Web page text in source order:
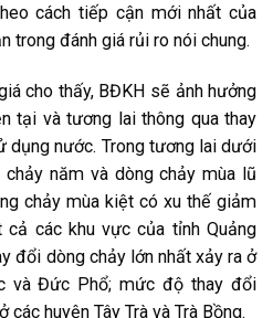
cách tiếp cận mới nhất của
trong đánh giá rủi ro nói chung.
cho thấy, BĐKH sẽ ảnh hưởng
tại và tương lai thông qua thay
dụng nước. Trong tương lai dưới
năm và dòng chảy mùa lũ
chảy mùa kiệt có xu thế giảm
các khu vực của tỉnh Quảng
đổi dòng chảy lớn nhất xảy ra ở
và Đức Phổ; mức độ thay đổi
huyện Tây Trà và Trà Bồng.